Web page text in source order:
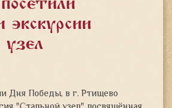
экскурсии
Дня Победы, в г. Ртищево